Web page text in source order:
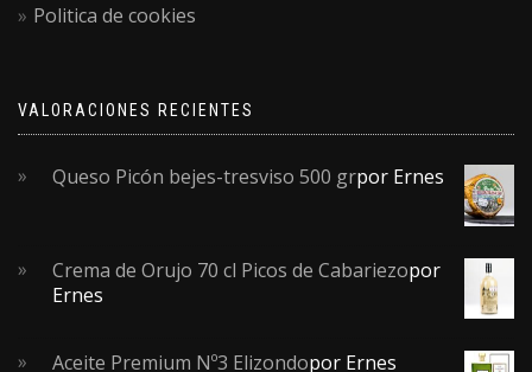
Politica de cookies
VALORACIONES RECIENTES
Queso Picón bejes-tresviso 500 grpor Ernes
Crema de Orujo 70 cl Picos de Cabariezopor
Ernes
Aceite Premium Nº3 Elizondopor Ernes